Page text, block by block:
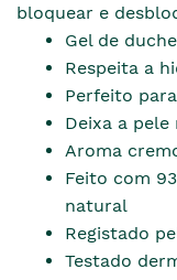
bloquear e
Gel de duche
Respeita a
Perfeito
Deixa a pele
Aroma
Feito com
natural
Registado
Testado